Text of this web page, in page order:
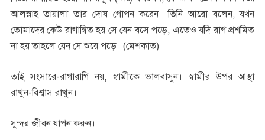
আলস্নাহ তায়ালা তার দোষ গোপন করেন। তিনি আরো বলেন, যখন
তোমাদের কেউ রাগান্বিত হয় সে যেন বসে পড়ে, এতেও যদি রাগ প্রশমিত
না হয় তাহলে যেন সে শুয়ে পড়ে। (মেশকাত)
তাই সংসারে-রাগারাগি নয়, স্বামীকে ভালবাসুন। স্বামীর উপর আস্থা
রাখুন-বিশ্বাস রাখুন।
সুন্দর জীবন যাপন করুন।